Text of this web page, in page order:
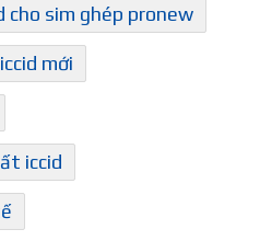
cho sim ghép pronew
mới
iccid